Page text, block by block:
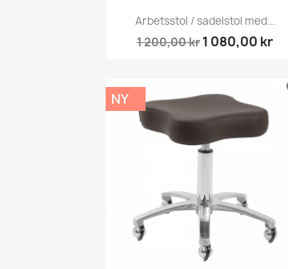
Snabbvy
Arbetsstol / sadelstol med...
1 200,00 kr 1 080,00 kr
NY